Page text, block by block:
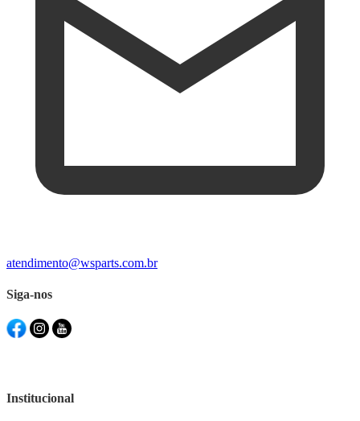
atendimento@wsparts.com.br
Siga-nos
Institucional